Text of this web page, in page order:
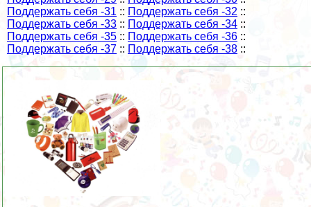
Поддержать себя -31 :: Поддержать себя -32 ::
Поддержать себя -33 :: Поддержать себя -34 ::
Поддержать себя -35 :: Поддержать себя -36 ::
Поддержать себя -37 :: Поддержать себя -38 ::